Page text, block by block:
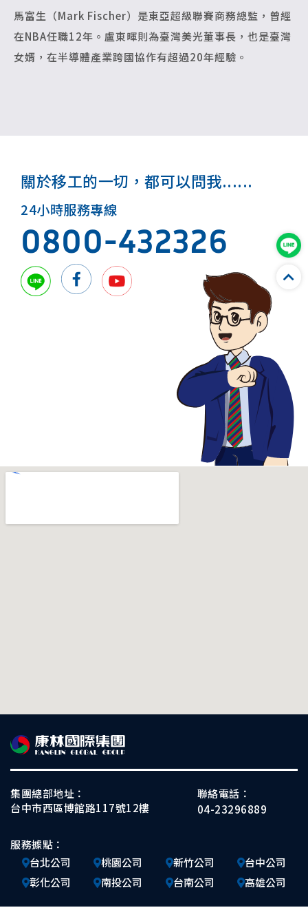
馬富生（Mark Fischer）是東亞超級聯賽商務總監，曾經
在NBA任職12年。盧東暉則為臺灣美光董事長，也是臺灣
女婿，在半導體產業跨國協作有超過20年經驗。
關於移工的一切，都可以問我......
24小時服務專線
0800-432326
集團總部地址：
台中市西區博館路117號12樓
聯絡電話：
04-23296889
服務據點：
台北公司
桃園公司 新竹公司
台中公司
彰化公司
南投公司 台南公司 高雄公司